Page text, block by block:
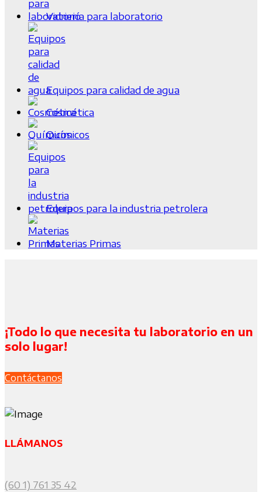
Vidriería para laboratorio
Equipos para calidad de agua
Cosmética
Químicos
Equipos para la industria petrolera
Materias Primas
¡Todo lo que necesita tu laboratorio en un
solo lugar!
Contáctanos
LLÁMANOS
(60 1) 761 35 42